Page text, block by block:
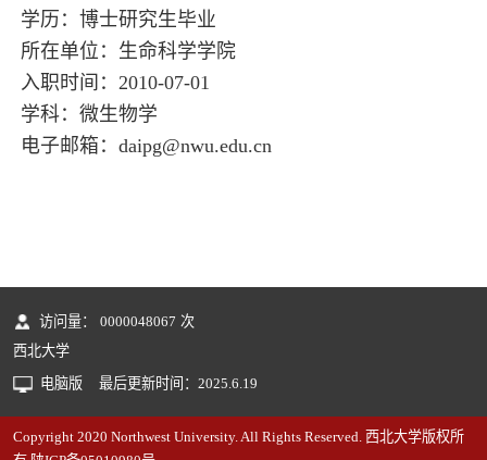
学历：博士研究生毕业
所在单位：生命科学学院
入职时间：2010-07-01
学科：微生物学
电子邮箱： daipg@nwu.edu.cn
访问量： 0000048067 次
西北大学
电脑版
最后更新时间： 2025 6 19
Copyright 2020 Northwest University. All Rights Reserved. 西北大学版权所